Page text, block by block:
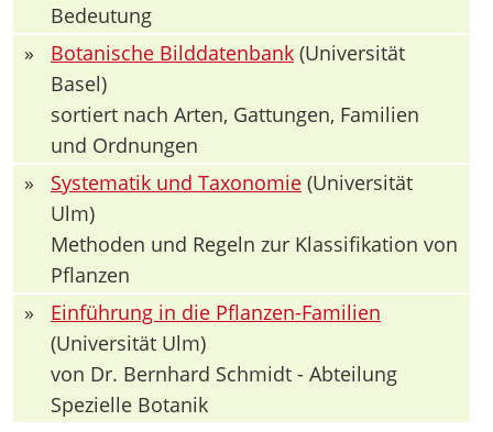
Bedeutung
»
Botanische Bilddatenbank (Universität
Basel)
sortiert nach Arten, Gattungen, Familien
und Ordnungen
»
Systematik und Taxonomie (Universität
Ulm)
Methoden und Regeln zur Klassifikation von
Pflanzen
»
Einführung in die Pflanzen-Familien
(Universität Ulm)
von Dr. Bernhard Schmidt - Abteilung
Spezielle Botanik